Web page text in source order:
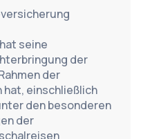
seine
der
der
hat, einschließlich
den besonderen
der